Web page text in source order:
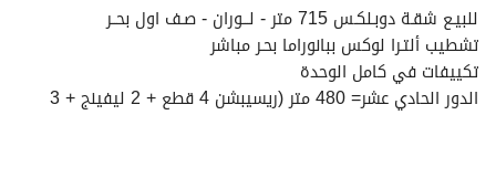
للبيـع شقـة دوبـلكـس 715 متر - لـــوران - صـف اول بحــر
تشطيب ألتـرا لوكس ببانوراما بحـر مباشر
تكييفات في كامل الوحدة